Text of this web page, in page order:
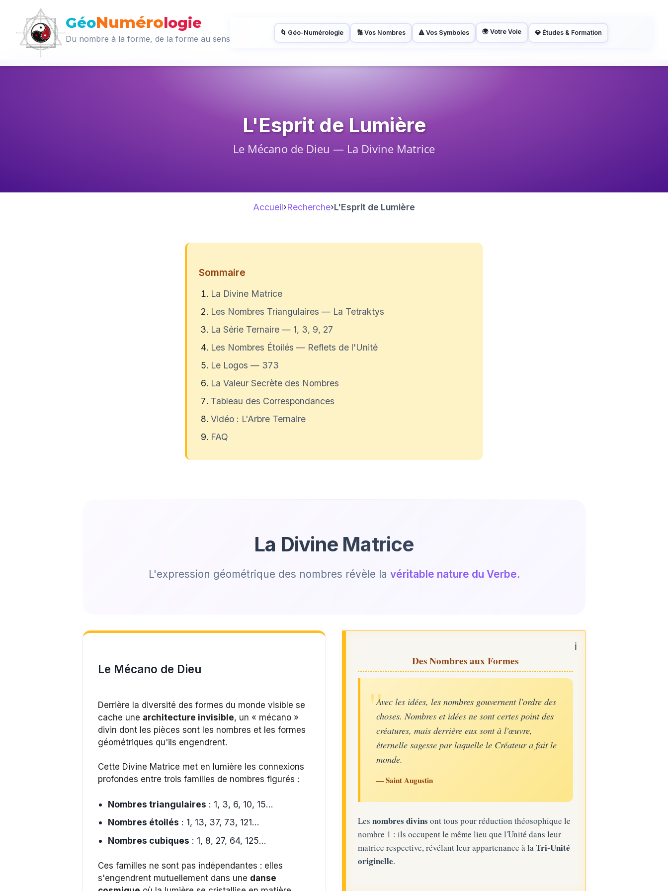
GéoNumérologie
Du nombre à la forme, de la forme au sens
🌀 Géo-Numérologie 🔢 Vos Nombres 🔺 Vos Symboles 🌍 Votre Voie 💎 Études & Formation
L'Esprit de Lumière
Le Mécano de Dieu — La Divine Matrice
Accueil›Recherche›L'Esprit de Lumière
Sommaire
La Divine Matrice
Les Nombres Triangulaires — La Tetraktys
La Série Ternaire — 1, 3, 9, 27
Les Nombres Étoilés — Reflets de l'Unité
Le Logos — 373
La Valeur Secrète des Nombres
Tableau des Correspondances
Vidéo : L'Arbre Ternaire
FAQ
La Divine Matrice
L'expression géométrique des nombres révèle la véritable nature du Verbe.
Le Mécano de Dieu
Derrière la diversité des formes du monde visible se
cache une architecture invisible, un « mécano »
divin dont les pièces sont les nombres et les formes
géométriques qu'ils engendrent.
Cette Divine Matrice met en lumière les connexions
profondes entre trois familles de nombres figurés :
Nombres triangulaires : 1, 3, 6, 10, 15...
Nombres étoilés : 1, 13, 37, 73, 121...
Nombres cubiques : 1, 8, 27, 64, 125...
Ces familles ne sont pas indépendantes : elles
s'engendrent mutuellement dans une danse
Des Nombres aux Formes
Avec les idées, les nombres gouvernent l'ordre des
choses. Nombres et idées ne sont certes point des
créatures, mais derrière eux sont à l'œuvre,
éternelle sagesse par laquelle le Créateur a fait le
monde.
— Saint Augustin
Les nombres divins ont tous pour réduction théosophique le
nombre 1 : ils occupent le même lieu que l'Unité dans leur
matrice respective, révélant leur appartenance à laTri-Unité
originelle.